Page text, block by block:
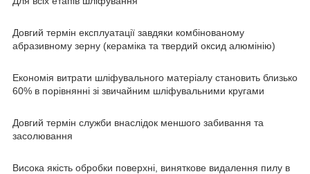
Довгий термін експлуатації завдяки комбінованому
абразивному зерну (кераміка та твердий оксид алюмінію)
Економія витрати шліфувального матеріалу становить близько
60% в порівнянні зі звичайним шліфувальними кругами
Довгий термін служби внаслідок меншого забивання та
засолювання
Висока якість обробки поверхні, виняткове видалення пилу в